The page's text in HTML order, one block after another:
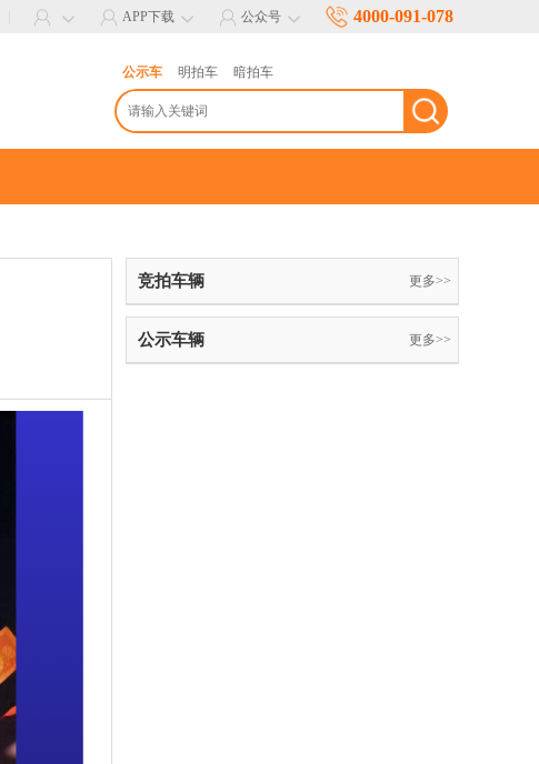
APP下载 公众号 4000-091-078
公示车 明拍车 暗拍车
竞拍车辆 更多>>
公示车辆 更多>>